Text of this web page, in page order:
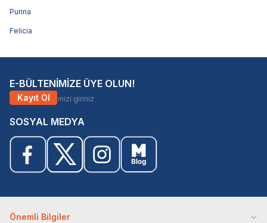
Purina
Felicia
E-BÜLTENİMİZE ÜYE OLUN!
Kayıt Ol
SOSYAL MEDYA
Önemli Bilgiler